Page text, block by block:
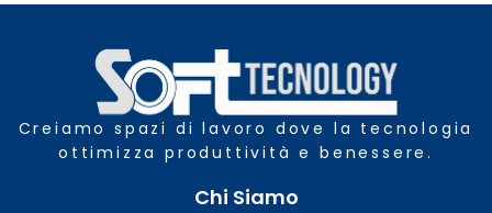
Creiamo spazi di lavoro dove la tecnologia
ottimizza produttività e benessere.
Chi Siamo